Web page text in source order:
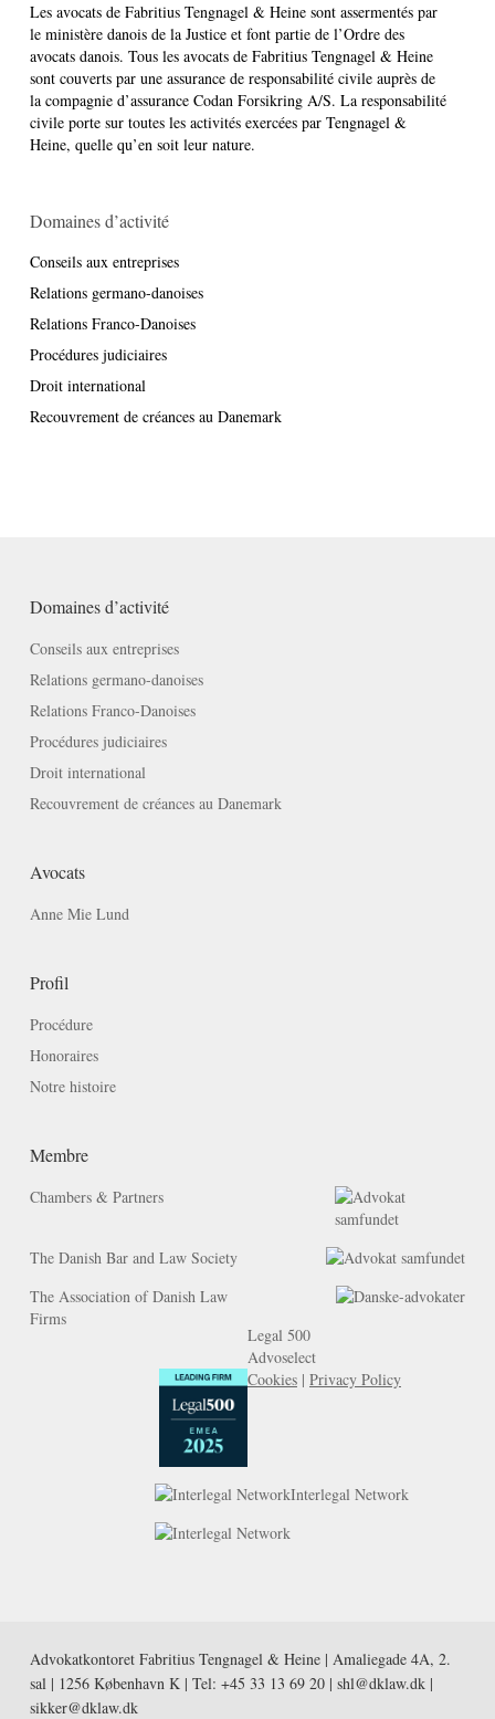
Les avocats de Fabritius Tengnagel & Heine sont assermentés par
le ministère danois de la Justice et font partie de l’Ordre des
avocats danois. Tous les avocats de Fabritius Tengnagel & Heine
sont couverts par une assurance de responsabilité civile auprès de
la compagnie d’assurance Codan Forsikring A/S. La responsabilité
civile porte sur toutes les activités exercées par Tengnagel &
Heine, quelle qu’en soit leur nature.
Domaines d’activité
Conseils aux entreprises
Relations germano-danoises
Relations Franco-Danoises
Procédures judiciaires
Droit international
Recouvrement de créances au Danemark
Domaines d’activité
Conseils aux entreprises
Relations germano-danoises
Relations Franco-Danoises
Procédures judiciaires
Droit international
Recouvrement de créances au Danemark
Avocats
Anne Mie Lund
Profil
Procédure
Honoraires
Notre histoire
Membre
Chambers & Partners
The Danish Bar and Law Society
The Association of Danish Law
Firms
Legal 500
Advoselect
Interlegal Network
Cookies| Privacy Policy
Advokatkontoret Fabritius Tengnagel & Heine | Amaliegade 4A, 2.
sal | 1256 København K | Tel: +45 33 13 69 20| shl@dklaw.dk|
sikker@dklaw.dk